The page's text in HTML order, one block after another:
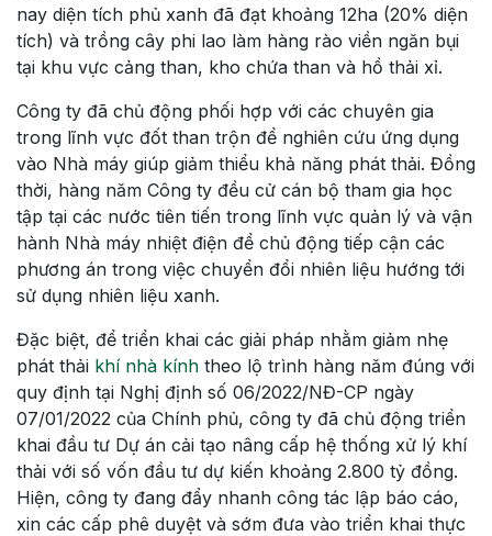
nay diện tích phủ xanh đã đạt khoảng 12ha (20% diện
tích) và trồng cây phi lao làm hàng rào viền ngăn bụi
tại khu vực cảng than, kho chứa than và hồ thải xỉ.
Công ty đã chủ động phối hợp với các chuyên gia
trong lĩnh vực đốt than trộn để nghiên cứu ứng dụng
vào Nhà máy giúp giảm thiểu khả năng phát thải. Đồng
thời, hàng năm Công ty đều cử cán bộ tham gia học
tập tại các nước tiên tiến trong lĩnh vực quản lý và vận
hành Nhà máy nhiệt điện để chủ động tiếp cận các
phương án trong việc chuyển đổi nhiên liệu hướng tới
sử dụng nhiên liệu xanh.
Đặc biệt, để triển khai các giải pháp nhằm giảm nhẹ
phát thải khí nhà kính theo lộ trình hàng năm đúng với
quy định tại Nghị định số 06/2022/NĐ-CP ngày
07/01/2022 của Chính phủ, công ty đã chủ động triển
khai đầu tư Dự án cải tạo nâng cấp hệ thống xử lý khí
thải với số vốn đầu tư dự kiến khoảng 2.800 tỷ đồng.
Hiện, công ty đang đẩy nhanh công tác lập báo cáo,
xin các cấp phê duyệt và sớm đưa vào triển khai thực